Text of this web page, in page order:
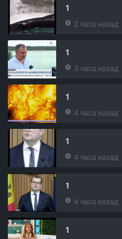
1
2 часа назад
1
3 часа назад
1
4 часа назад
1
4 часа назад
1
4 часа назад
1